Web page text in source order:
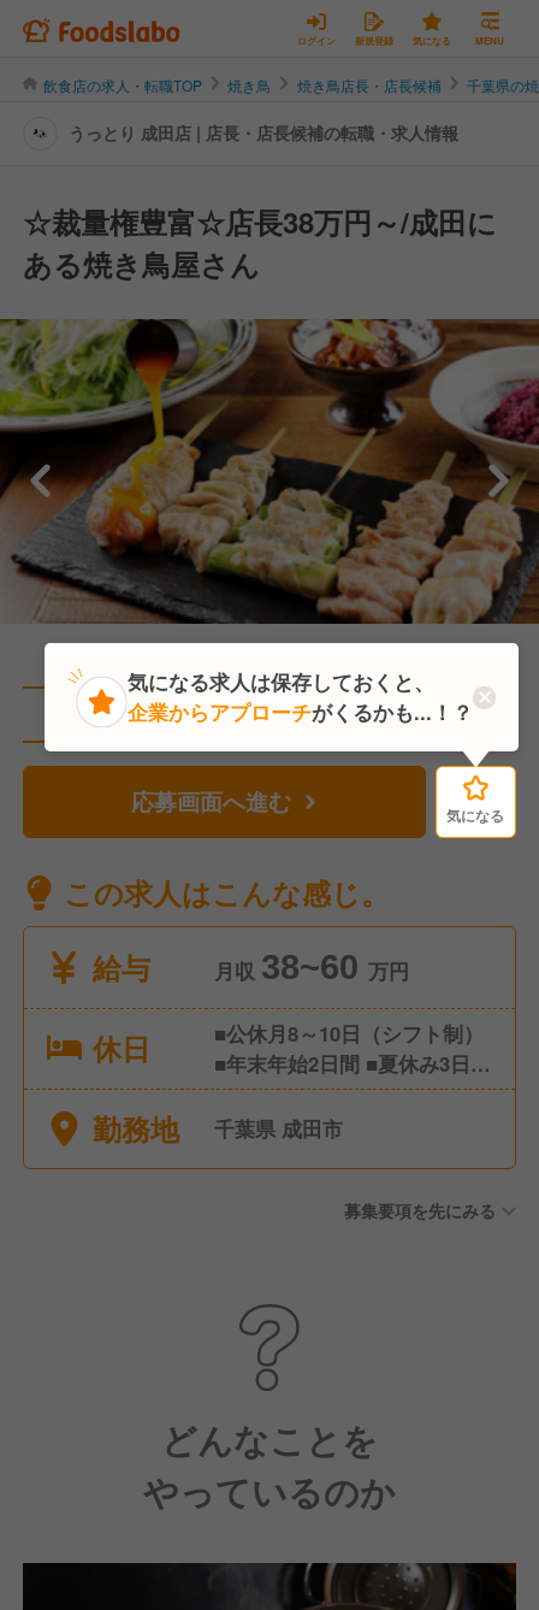
ログイン 新規登録 気になる MENU
飲食店の求人・転職TOP 焼き鳥 焼き鳥店長・店長候補 千葉県の
うっとり 成田店 | 店長・店長候補の転職・求人情報
☆裁量権豊富☆店長38万円～/成田に
ある焼き鳥屋さん
直近1人がこの求人を検討中
応募画面へ進む 気になる
この求人はこんな感じ。
給与
月収 38~60 万円
休日
■公休月8～10日（シフト制）
■年末年始2日間 ■夏休み3日間
■有給休暇 ※年間休日112日
勤務地 千葉県 成田市
募集要項を先にみる
どんなことを
やっているのか
気になる
気になる求人は保存しておくと、
企業からアプローチがくるかも...！？